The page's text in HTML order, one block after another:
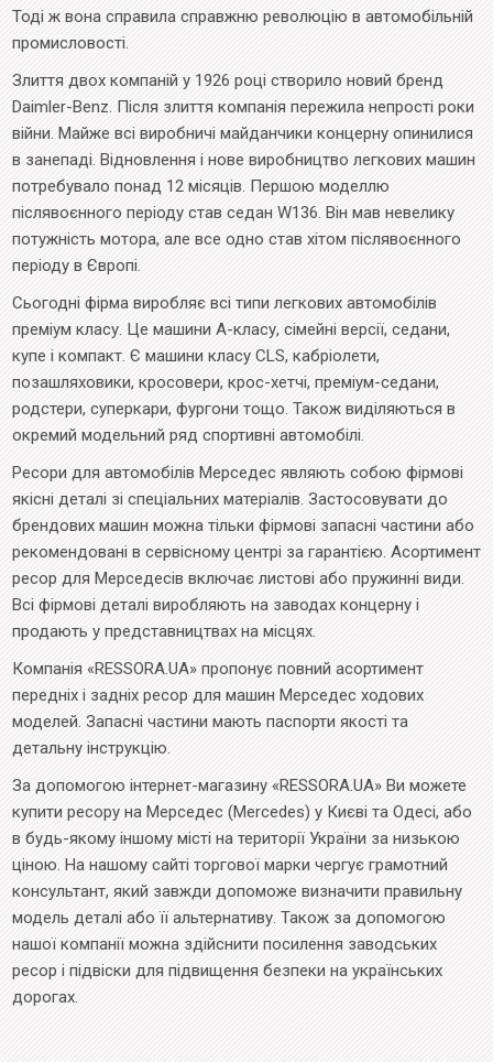
Тоді ж вона справила справжню революцію в автомобільній
промисловості.
Злиття двох компаній у 1926 році створило новий бренд
Daimler-Benz. Після злиття компанія пережила непрості роки
війни. Майже всі виробничі майданчики концерну опинилися
в занепаді. Відновлення і нове виробництво легкових машин
потребувало понад 12 місяців. Першою моделлю
післявоєнного періоду став седан W136. Він мав невелику
потужність мотора, але все одно став хітом післявоєнного
періоду в Європі.
Сьогодні фірма виробляє всі типи легкових автомобілів
преміум класу. Це машини А-класу, сімейні версії, седани,
купе і компакт. Є машини класу CLS, кабріолети,
позашляховики, кросовери, крос-хетчі, преміум-седани,
родстери, суперкари, фургони тощо. Також виділяються в
окремий модельний ряд спортивні автомобілі.
Ресори для автомобілів Мерседес являють собою фірмові
якісні деталі зі спеціальних матеріалів. Застосовувати до
брендових машин можна тільки фірмові запасні частини або
рекомендовані в сервісному центрі за гарантією. Асортимент
ресор для Мерседесів включає листові або пружинні види.
Всі фірмові деталі виробляють на заводах концерну і
продають у представництвах на місцях.
Компанія «RESSORA.UA» пропонує повний асортимент
передніх і задніх ресор для машин Мерседес ходових
моделей. Запасні частини мають паспорти якості та
детальну інструкцію.
За допомогою інтернет-магазину «RESSORA.UA» Ви можете
купити ресору на Мерседес (Mercedes) у Києві та Одесі, або
в будь-якому іншому місті на території України за низькою
ціною. На нашому сайті торгової марки чергує грамотний
консультант, який завжди допоможе визначити правильну
модель деталі або її альтернативу. Також за допомогою
нашої компанії можна здійснити посилення заводських
ресор і підвіски для підвищення безпеки на українських
дорогах.